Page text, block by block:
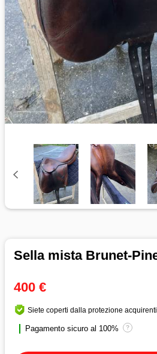
Sella mista Brunet-
400 €
Siete coperti dalla protezione acquirenti
Pagamento sicuro al 100% ?